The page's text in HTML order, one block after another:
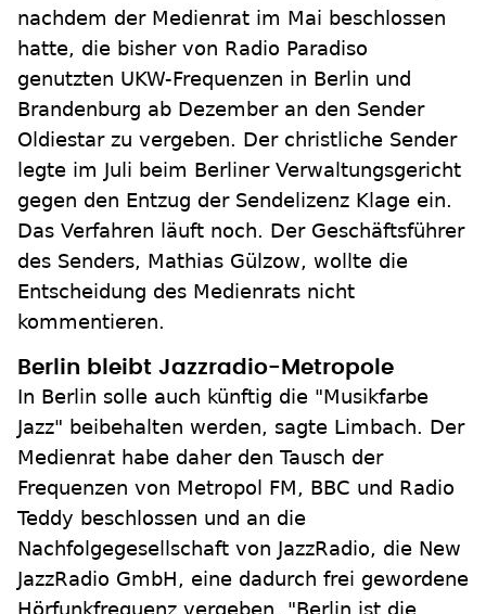
nachdem der Medienrat im Mai beschlossen
hatte, die bisher von Radio Paradiso
genutzten UKW-Frequenzen in Berlin und
Brandenburg ab Dezember an den Sender
Oldiestar zu vergeben. Der christliche Sender
legte im Juli beim Berliner Verwaltungsgericht
gegen den Entzug der Sendelizenz Klage ein.
Das Verfahren läuft noch. Der Geschäftsführer
des Senders, Mathias Gülzow, wollte die
Entscheidung des Medienrats nicht
kommentieren.
Berlin bleibt Jazzradio-Metropole
In Berlin solle auch künftig die "Musikfarbe
Jazz" beibehalten werden, sagte Limbach. Der
Medienrat habe daher den Tausch der
Frequenzen von Metropol FM, BBC und Radio
Teddy beschlossen und an die
Nachfolgegesellschaft von JazzRadio, die New
JazzRadio GmbH, eine dadurch frei gewordene
Hörfunkfrequenz vergeben. "Berlin ist die